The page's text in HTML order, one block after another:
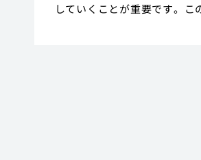
していくことが重要です。こ